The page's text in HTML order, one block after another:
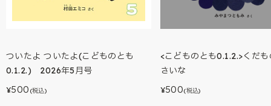
ついたよ ついたよ(こどものとも
0.1.2.) 2026年5月号
¥500 (税込)
<こどものとも0.1.2.>くだ
さいな
¥500(税込)